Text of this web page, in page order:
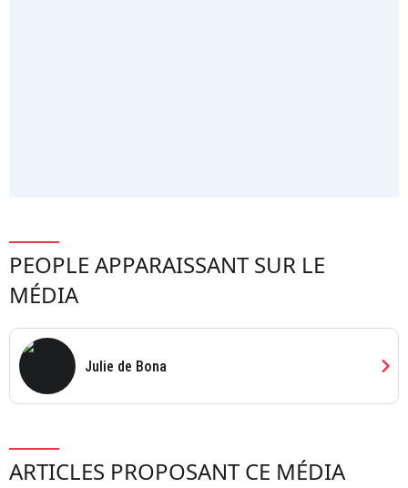
PEOPLE APPARAISSANT SUR LE
MÉDIA
Julie de Bona chevron_right
ARTICLES PROPOSANT CE MÉDIA